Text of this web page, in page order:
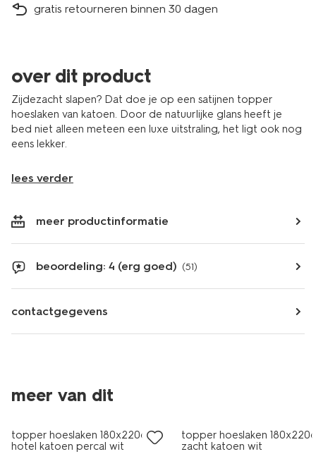
gratis retourneren binnen 30 dagen
over dit product
Zijdezacht slapen? Dat doe je op een satijnen topper
hoeslaken van katoen. Door de natuurlijke glans heeft je
bed niet alleen meteen een luxe uitstraling, het ligt ook nog
eens lekker.
lees verder
meer productinformatie
beoordeling: 4 (erg goed) (51)
contactgegevens
meer van dit
30% korting
met je HEMA pas
topper hoeslaken 180x220cm
hotel katoen percal wit
topper hoeslaken
zacht katoen wit